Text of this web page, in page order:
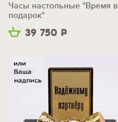
39 750 Р
Часы настольные "Время в
подарок"